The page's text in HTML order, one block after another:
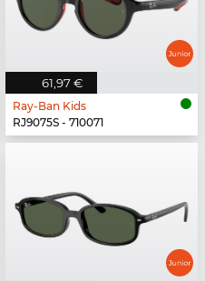
61,97 €
Ray-Ban Kids
RJ9075S - 710071